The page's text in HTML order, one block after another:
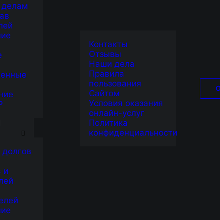
и
Контакты
Отзывы
Наши дела
Правила
пользования
Сайтом
Условия оказания
онлайн-услуг
Политика
конфиденциальности